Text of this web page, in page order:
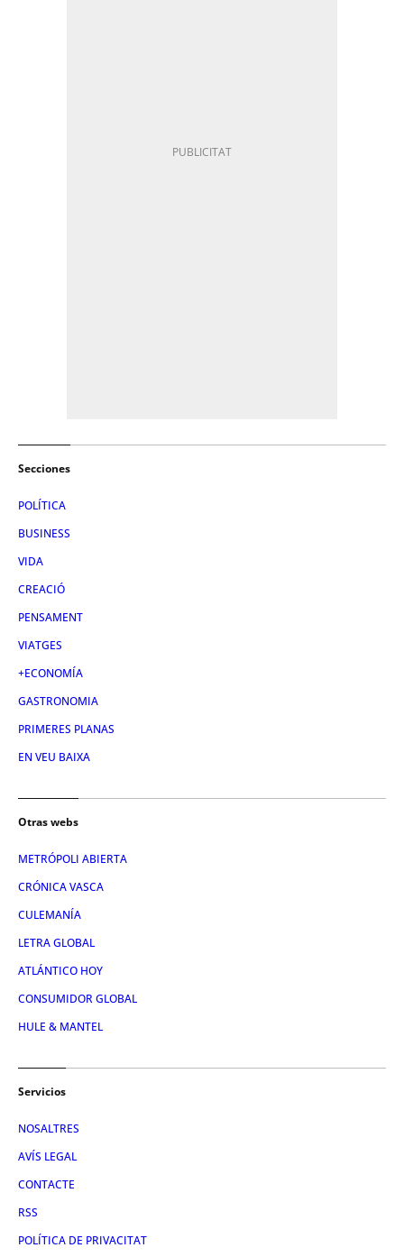
Secciones
POLÍTICA
BUSINESS
VIDA
CREACIÓ
PENSAMENT
VIATGES
+ECONOMÍA
GASTRONOMIA
PRIMERES PLANAS
EN VEU BAIXA
Otras webs
METRÓPOLI ABIERTA
CRÓNICA VASCA
CULEMANÍA
LETRA GLOBAL
ATLÁNTICO HOY
CONSUMIDOR GLOBAL
HULE & MANTEL
Servicios
NOSALTRES
AVÍS LEGAL
CONTACTE
RSS
POLÍTICA DE PRIVACITAT